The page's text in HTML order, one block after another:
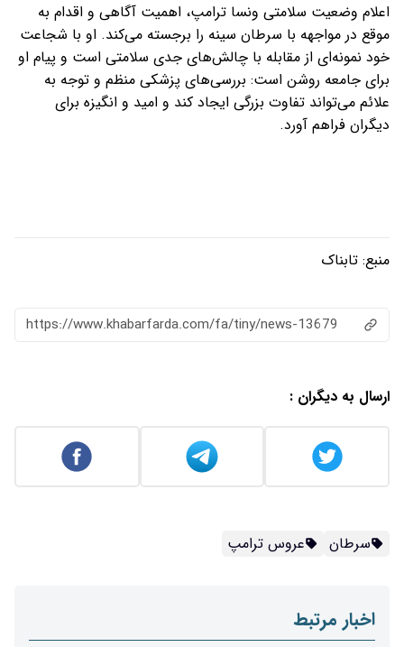
اعلام وضعیت سلامتی ونسا ترامپ، اهمیت آگاهی و اقدام به
موقع در مواجهه با سرطان سینه را برجسته می‌کند. او با شجاعت
خود نمونه‌ای از مقابله با چالش‌های جدی سلامتی است و پیام او
برای جامعه روشن است: بررسی‌های پزشکی منظم و توجه به
علائم می‌تواند تفاوت بزرگی ایجاد کند و امید و انگیزه برای
دیگران فراهم آورد.
منبع: تابناک
https://www.khabarfarda.com/fa/tiny/news-13679
ارسال به دیگران :
سرطان عروس ترامپ
اخبار مرتبط